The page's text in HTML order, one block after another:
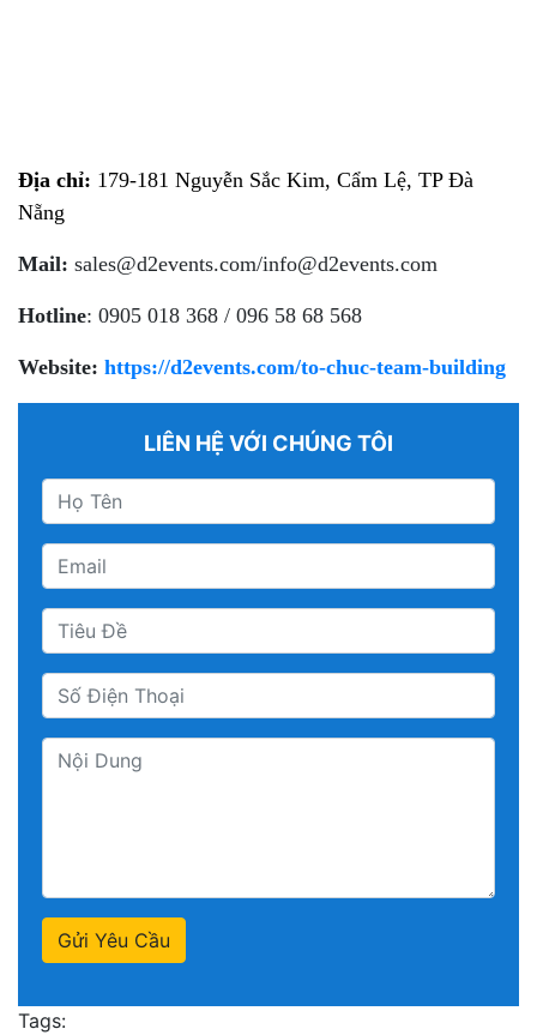
Địa chỉ: 179-181 Nguyễn Sắc Kim, Cẩm Lệ, TP Đà
Nẵng
Mail: sales@d2events.com/info@d2events.com
Hotline: 0905 018 368 / 096 58 68 568
Website: https://d2events.com/to-chuc-team-building
LIÊN HỆ VỚI CHÚNG TÔI
Gửi Yêu Cầu
Tags: